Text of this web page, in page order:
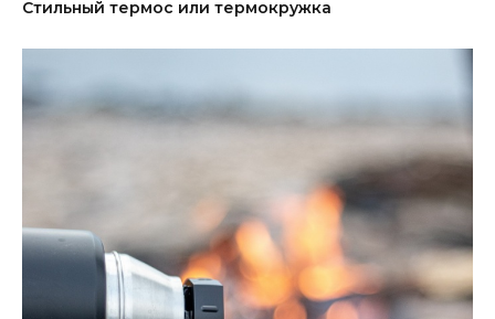
Стильный термос или термокружка